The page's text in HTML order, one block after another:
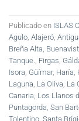
Publicado en ISLAS
Agulo Alajeró
Breña Alta
Tanque.
Firgas
Isora Güímar, Haría
Laguna La Oliva La
Canaria Los Llanos
Puntagorda San
Tolentino Santa